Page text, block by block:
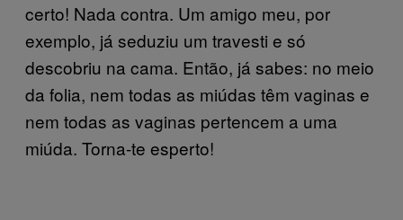
certo! Nada contra. Um amigo meu, por
exemplo, já seduziu um travesti e só
descobriu na cama. Então, já sabes: no meio
da folia, nem todas as miúdas têm vaginas e
nem todas as vaginas pertencem a uma
miúda. Torna-te esperto!